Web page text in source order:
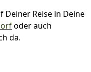
Deiner Reise in Deine
oder auch
da.